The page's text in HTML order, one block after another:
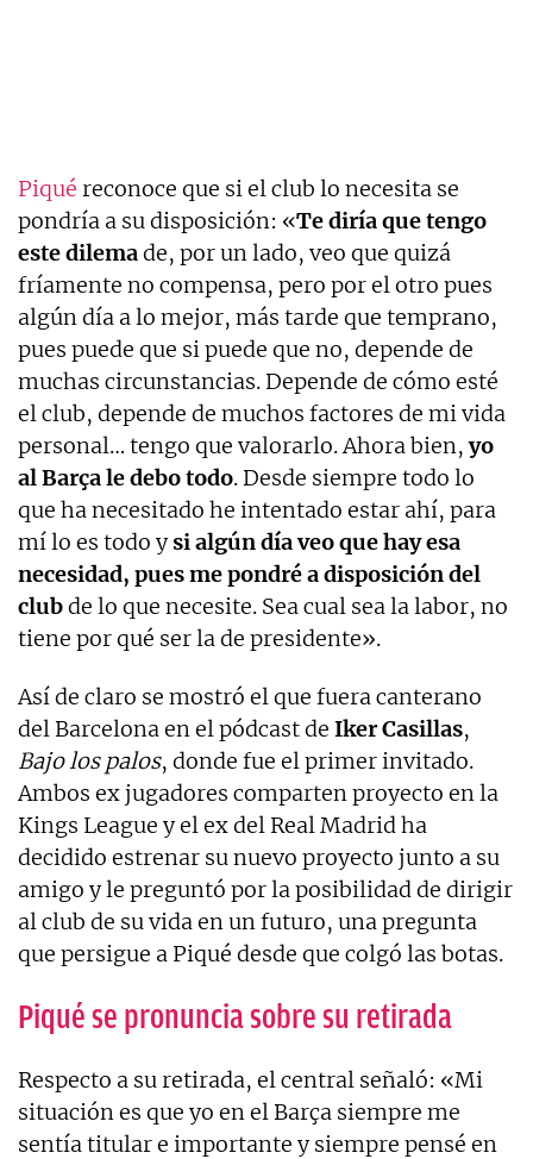
Piqué reconoce que si el club lo necesita se
pondría a su disposición: «Te diría que tengo
este dilemade, por un lado, veo que quizá
fríamente no compensa, pero por el otro pues
algún día a lo mejor, más tarde que temprano,
pues puede que si puede que no, depende de
muchas circunstancias. Depende de cómo esté
el club, depende de muchos factores de mi vida
personal… tengo que valorarlo. Ahora bien,yo
al Barça le debo todo. Desde siempre todo lo
que ha necesitado he intentado estar ahí, para
mí lo es todo ysi algún día veo que hay esa
necesidad, pues me pondré a disposición del
clubde lo que necesite. Sea cual sea la labor, no
tiene por qué ser la de presidente».
Así de claro se mostró el que fuera canterano
del Barcelona en el pódcast de Iker Casillas,
Bajo los palos, donde fue el primer invitado.
Ambos ex jugadores comparten proyecto en la
Kings League y el ex del Real Madrid ha
decidido estrenar su nuevo proyecto junto a su
amigo y le preguntó por la posibilidad de dirigir
al club de su vida en un futuro, una pregunta
que persigue a Piqué desde que colgó las botas.
Piqué se pronuncia sobre su retirada
Respecto a su retirada, el central señaló: «Mi
situación es que yo en el Barça siempre me
sentía titular e importante y siempre pensé en